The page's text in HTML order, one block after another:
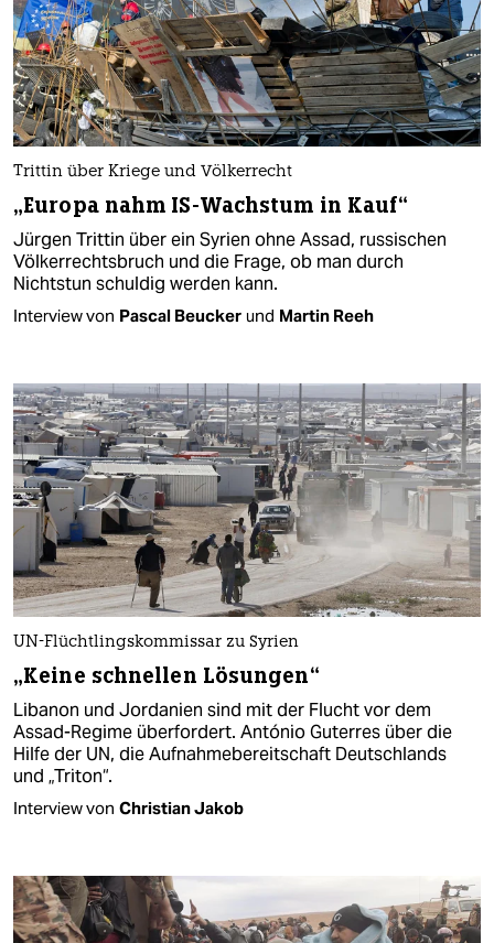
Trittin über Kriege und Völkerrecht
„Europa nahm IS-Wachstum in Kauf“
Jürgen Trittin über ein Syrien ohne Assad, russischen
Völkerrechtsbruch und die Frage, ob man durch
Nichtstun schuldig werden kann.
Interview von Pascal Beucker und Martin Reeh
UN-Flüchtlingskommissar zu Syrien
„Keine schnellen Lösungen“
Libanon und Jordanien sind mit der Flucht vor dem
Assad-Regime überfordert. António Guterres über die
Hilfe der UN, die Aufnahmebereitschaft Deutschlands
und „Triton“.
Interview von Christian Jakob